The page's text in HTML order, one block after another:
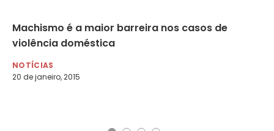
Machismo é a maior barreira nos casos de
violência doméstica
NOTÍCIAS
20 de janeiro, 2015